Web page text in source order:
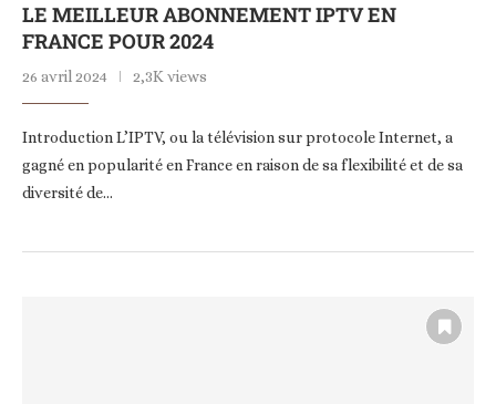
LE MEILLEUR ABONNEMENT IPTV EN
FRANCE POUR 2024
26 avril 2024 2,3K views
Introduction L’IPTV, ou la télévision sur protocole Internet, a
gagné en popularité en France en raison de sa flexibilité et de sa
diversité de…